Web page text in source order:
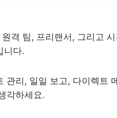
격 팀, 프리랜서, 그리고
니다.
관리, 일일 보고, 다이렉트
각하세요.